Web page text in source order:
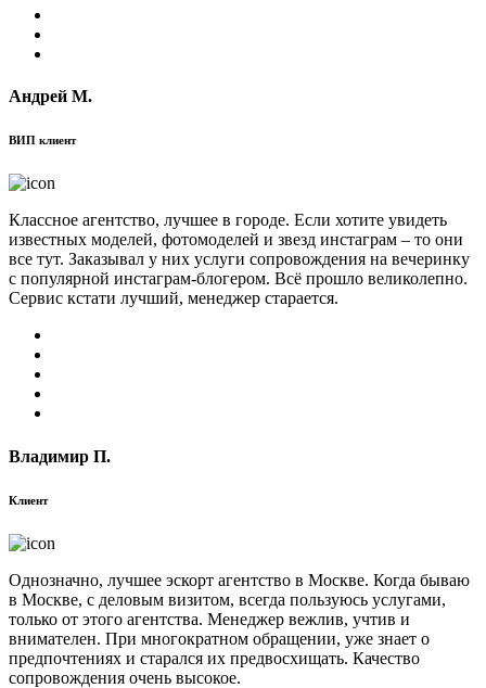
Андрей М.
ВИП клиент
Классное агентство, лучшее в городе. Если хотите увидеть
известных моделей, фотомоделей и звезд инстаграм – то они
все тут. Заказывал у них услуги сопровождения на вечеринку
с популярной инстаграм-блогером. Всё прошло великолепно.
Сервис кстати лучший, менеджер старается.
Владимир П.
Клиент
Однозначно, лучшее эскорт агентство в Москве. Когда бываю
в Москве, с деловым визитом, всегда пользуюсь услугами,
только от этого агентства. Менеджер вежлив, учтив и
внимателен. При многократном обращении, уже знает о
предпочтениях и старался их предвосхищать. Качество
сопровождения очень высокое.